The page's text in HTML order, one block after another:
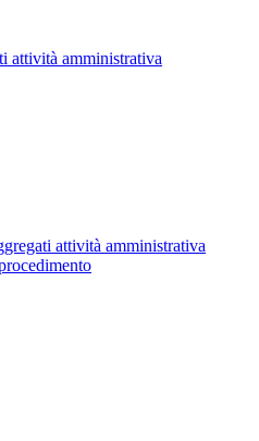
attività amministrativa
attività amministrativa